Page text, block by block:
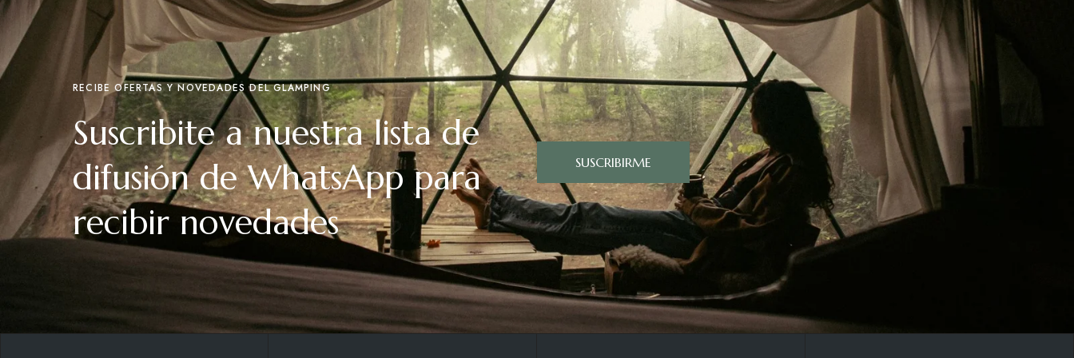
RECIBE OFERTAS Y NOVEDADES DEL GLAMPING
Suscribite a nuestra lista de
difusión de WhatsApp para
recibir novedades
SUSCRIBIRME